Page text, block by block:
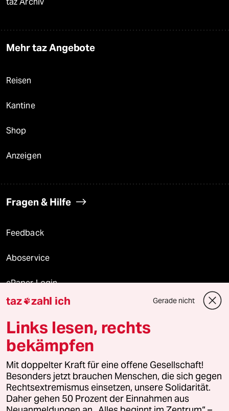
Mehr taz Angebote
Reisen
Kantine
Shop
Anzeigen
Fragen & Hilfe
Feedback
Aboservice
ePaper Login
Downloads für Abonnierende
© 2026 taz Verlags und Vertriebs GmbH
Alle Rechte vorbehalten. Bei rechtlichen Fragen oder für Genehmigungen
wenden Sie sich bitte an
lizenzen@taz.de
Feedback Redaktionsstatut Kommune-Richtlinien
taz zahl ich Gerade nicht
Links lesen, rechts
bekämpfen
Mit doppelter Kraft für eine offene Gesellschaft!
Besonders jetzt brauchen Menschen, die sich gegen
Rechtsextremismus einsetzen, unsere Solidarität.
Daher gehen 50 Prozent der Einnahmen aus